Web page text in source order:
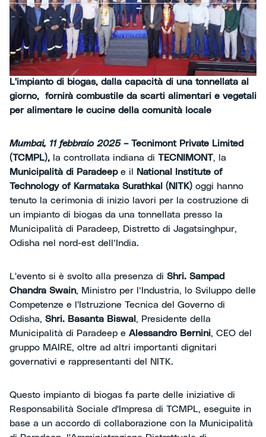
L'impianto di biogas, dalla capacità di una tonnellata al
giorno, fornirà combustile da scarti alimentari e vegetali
per alimentare le cucine della comunità locale
Mumbai, 11 febbraio 2025– Tecnimont Private Limited
(TCMPL), la controllata indiana di TECNIMONT, la
Municipalità di Paradeepe il
National Institute of
Technology of Karmataka Surathkal (NITK) oggi hanno
tenuto la cerimonia di inizio lavori per la costruzione di
un impianto di biogas da una tonnellata presso la
Municipalità di Paradeep, Distretto di Jagatsinghpur,
Odisha nel nord-est dell’India.
L'evento si è svolto alla presenza di Shri. Sampad
Chandra Swain, Ministro per l’Industria, lo Sviluppo delle
Competenze e l'Istruzione Tecnica del Governo di
Odisha, Shri. Basanta Biswal , Presidente della
Municipalità di Paradeep e Alessandro Bernini, CEO del
gruppo MAIRE, oltre ad altri importanti dignitari
governativi e rappresentanti del NITK.
Questo impianto di biogas fa parte delle iniziative di
Responsabilità Sociale d'Impresa di TCMPL, eseguite in
base a un accordo di collaborazione con la Municipalità